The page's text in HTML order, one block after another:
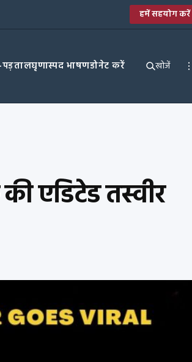
हमें सहयोग करें
घृणास्पद भाषणडोनेट करें खोजें
एडिटेड तस्वीर